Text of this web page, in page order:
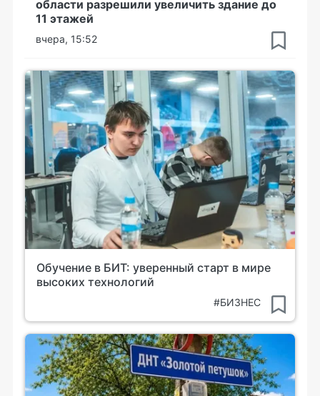
области разрешили увеличить здание до
11 этажей
вчера, 15:52
Обучение в БИТ: уверенный старт в мире
высоких технологий
#БИЗНЕС